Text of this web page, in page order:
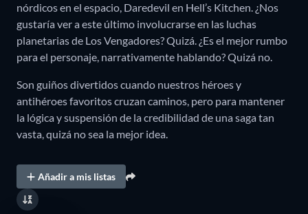
nórdicos en el espacio, Daredevil en Hell’s Kitchen. ¿Nos
gustaría ver a este último involucrarse en las luchas
planetarias de Los Vengadores? Quizá. ¿Es el mejor rumbo
para el personaje, narrativamente hablando? Quizá no.
Son guiños divertidos cuando nuestros héroes y
antihéroes favoritos cruzan caminos, pero para mantener
la lógica y suspensión de la credibilidad de una saga tan
vasta, quizá no sea la mejor idea.
Añadir a mis listas